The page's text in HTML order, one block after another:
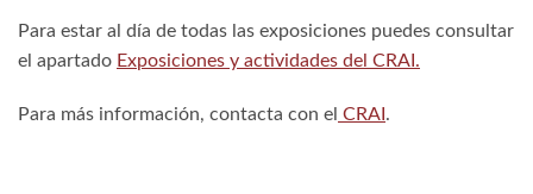
Para estar al día de todas las exposiciones puedes consultar
el apartado Exposiciones y actividades del CRAI.
Para más información, contacta con el CRAI .